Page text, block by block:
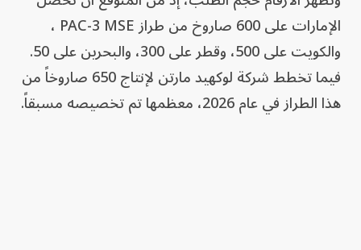
الإمارات على 600 صاروخ من طراز PAC-3 MSE ،
والكويت على 500، وقطر على 300، والبحرين على 50.
فيما تخطط شركة لوكهيد مارتن لإنتاج 650 صاروخاً من
هذا الطراز في عام 2026، معظمها تم تخصيصه مسبقاً.